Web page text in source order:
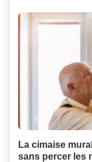
La cimaise
sans percer les